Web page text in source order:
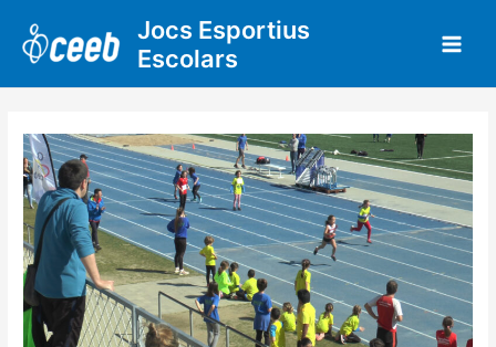
contingut
Jocs Esportius
Escolars